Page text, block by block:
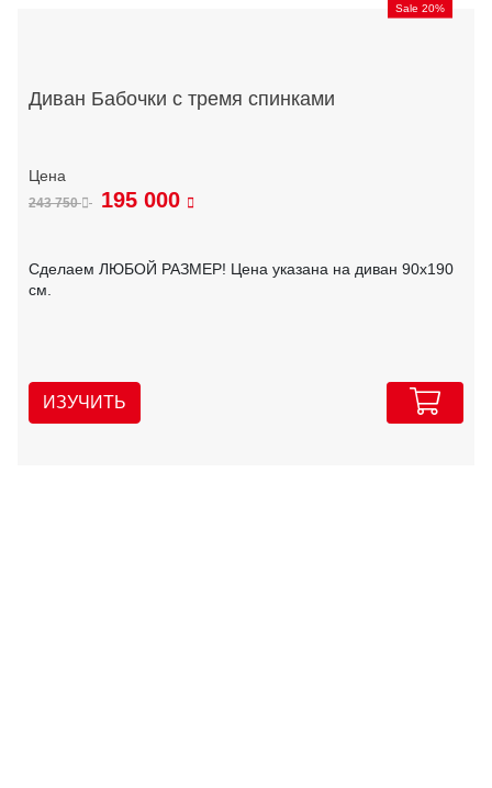
Sale 20%
Диван Бабочки с тремя спинками
243 750 195 000
Сделаем ЛЮБОЙ РАЗМЕР! Цена указана на диван 90х190
см.
ИЗУЧИТЬ